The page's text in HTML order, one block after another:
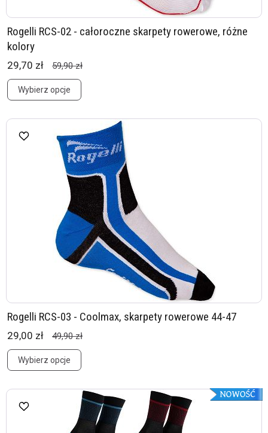
Rogelli RCS-02 - całoroczne skarpety rowerowe, różne
kolory
29,70 zł 59,90 zł
Wybierz opcje
Rogelli RCS-03 - Coolmax, skarpety rowerowe 44-47
29,00 zł 49,90 zł
Wybierz opcje